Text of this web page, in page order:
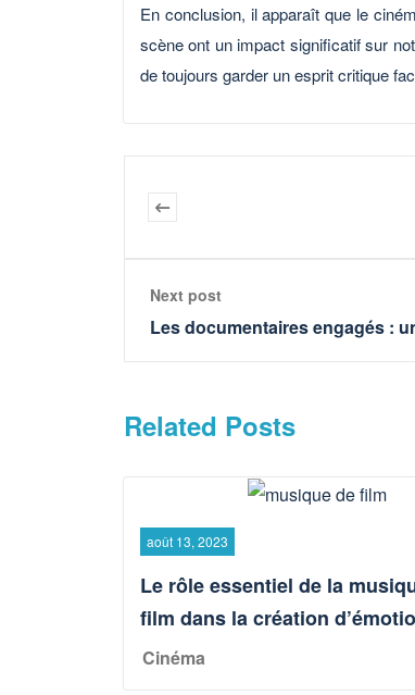
En conclusion, il apparaît que le
scène ont un impact significatif sur
de toujours garder un esprit critique
Next post
Les documentaires engagés :
Related Posts
août 13, 2023
Le rôle essentiel de la
film dans la création
Cinéma